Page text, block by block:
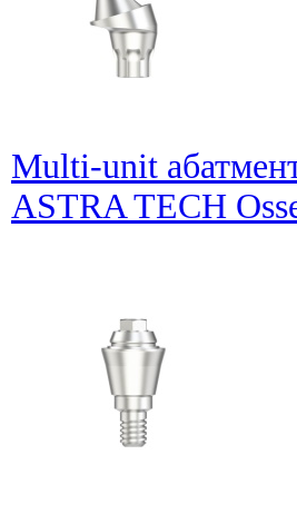
Multi-unit
ASTRA TECH